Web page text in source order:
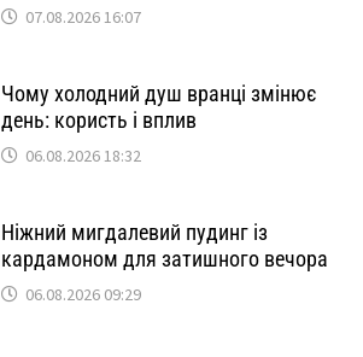
07.08.2026 16:07
Чому холодний душ вранці змінює
день: користь і вплив
06.08.2026 18:32
Ніжний мигдалевий пудинг із
кардамоном для затишного вечора
06.08.2026 09:29